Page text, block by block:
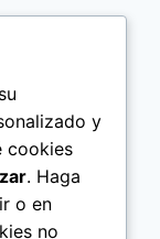
y
cookies
. Haga
o en
no